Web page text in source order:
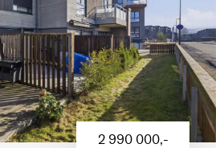
2 990 000,-